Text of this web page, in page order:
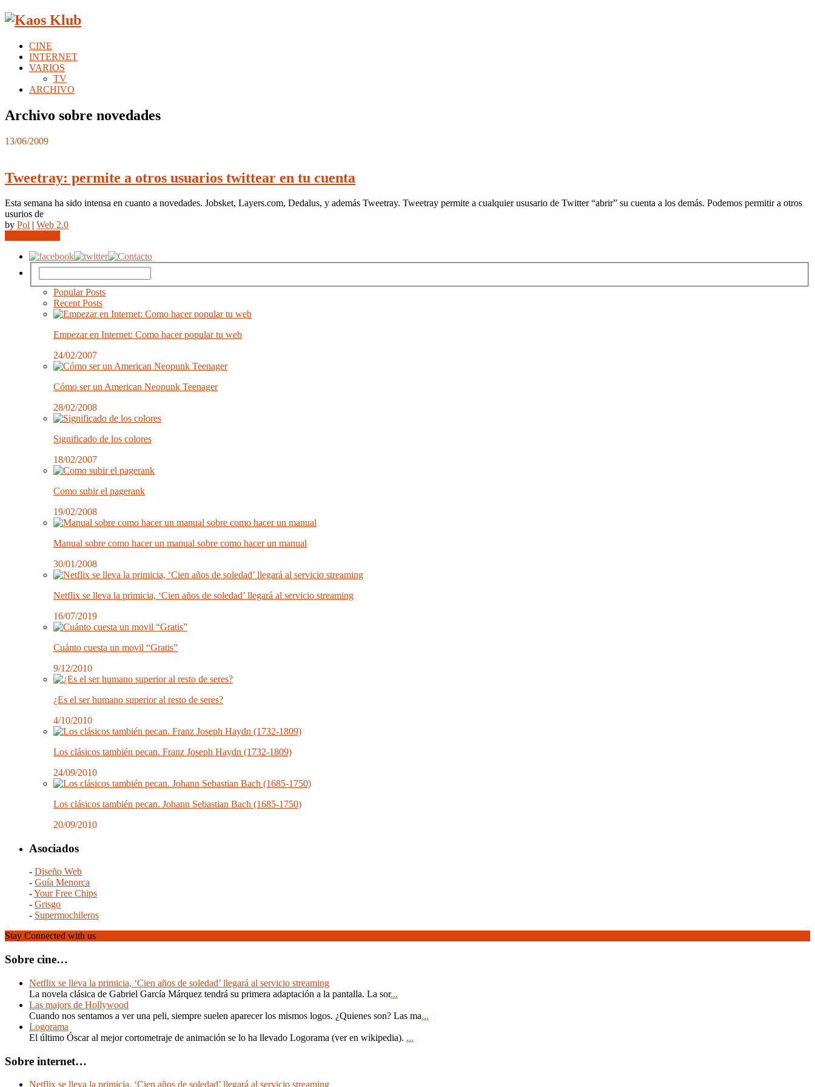
CINE
INTERNET
VARIOS
TV
ARCHIVO
Archivo sobre novedades
13/06/2009
Tweetray: permite a otros usuarios twittear en tu cuenta
Esta semana ha sido intensa en cuanto a novedades. Jobsket, Layers.com, Dedalus, y además Tweetray. Tweetray permite a cualquier ususario de Twitter “abrir” su cuenta a los demás. Podemos permitir a otros
usurios de
by Pol | Web 2.0
Popular Posts
Recent Posts
Empezar en Internet: Como hacer popular tu web
24/02/2007
Cómo ser un American Neopunk Teenager
28/02/2008
Significado de los colores
18/02/2007
Como subir el pagerank
19/02/2008
Manual sobre como hacer un manual sobre como hacer un manual
30/01/2008
Netflix se lleva la primicia, ‘Cien años de soledad’ llegará al servicio streaming
16/07/2019
Cuánto cuesta un movil “Gratis”
9/12/2010
¿Es el ser humano superior al resto de seres?
4/10/2010
Los clásicos también pecan. Franz Joseph Haydn (1732-1809)
24/09/2010
Los clásicos también pecan. Johann Sebastian Bach (1685-1750)
20/09/2010
Asociados
- Diseño Web
- Guía Menorca
-Your Free Chips
- Grisgo
- Supermochileros
Stay Connected with us
Sobre cine…
Netflix se lleva la primicia, ‘Cien años de soledad’ llegará al servicio streaming
La novela clásica de Gabriel García Márquez tendrá su primera adaptación a la pantalla. La sor...
Las majors de Hollywood
Cuando nos sentamos a ver una peli, siempre suelen aparecer los mismos logos. ¿Quienes son? Las ma...
Logorama
El último Óscar al mejor cortometraje de animación se lo ha llevado Logorama (ver en wikipedia). ...
Sobre internet…
Netflix se lleva la primicia, ‘Cien años de soledad’ llegará al servicio streaming